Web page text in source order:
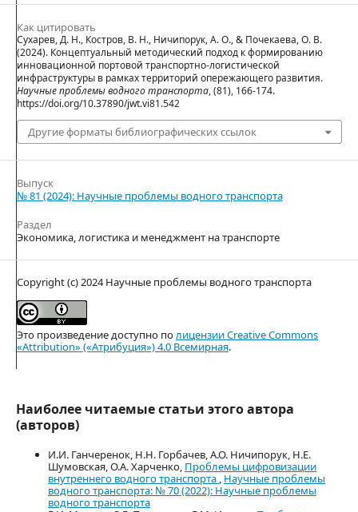
Как цитировать
Сухарев, Д. Н., Костров, В. Н., Ничипорук, А. О., & Почекаева, О. В.
(2024). Концептуальный методический подход к формированию
инновационной портовой транспортно-логистической
инфраструктуры в рамках территорий опережающего развития.
Научные проблемы водного транспорта, (81), 166-174.
https://doi.org/10.37890/jwt.vi81.542
Другие форматы библиографических ссылок
Выпуск
№ 81 (2024): Научные проблемы водного транспорта
Раздел
Экономика, логистика и менеджмент на транспорте
Copyright (c) 2024 Научные проблемы водного транспорта
Это произведение доступно полицензии Creative Commons
«Attribution» («Атрибуция») 4.0 Всемирная.
Наиболее читаемые статьи этого автора
(авторов)
И.И. Ганчеренок, Н.Н. Горбачев, А.О. Ничипорук, Н.Е.
Шумовская, О.А. Харченко, Проблемы цифровизации
внутреннего водного транспорта , Научные проблемы
водного транспорта: № 70 (2022): Научные проблемы
водного транспорта